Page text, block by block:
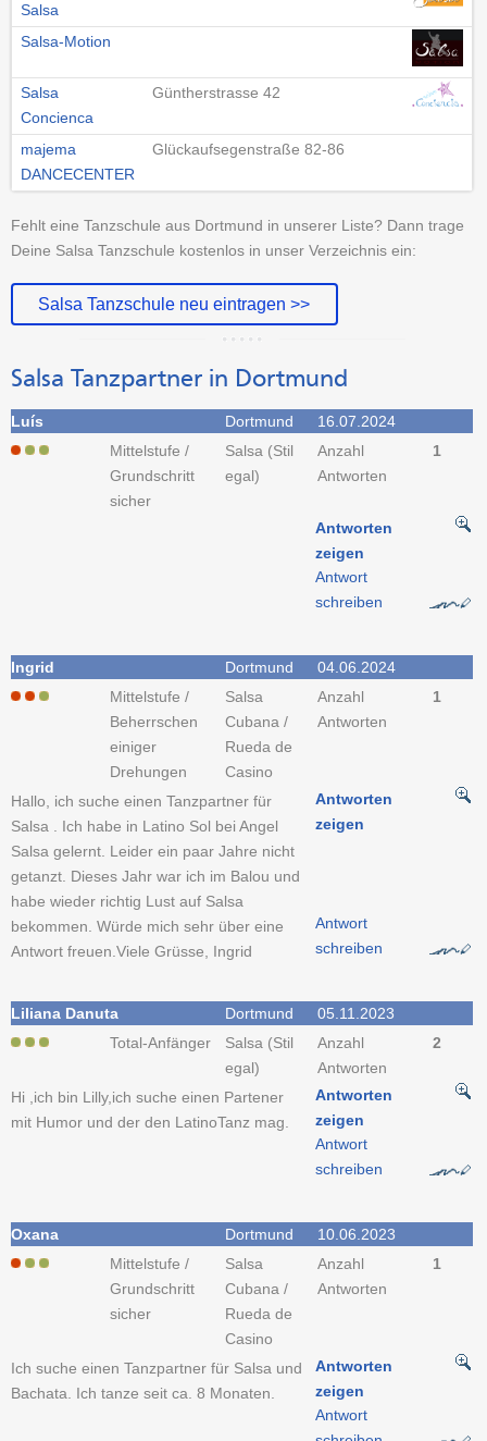
Salsa
Salsa-Motion
Salsa
Concienca
Güntherstrasse 42
majema
DANCECENTER
Glückaufsegenstraße 82-86
Fehlt eine Tanzschule aus Dortmund in unserer Liste? Dann trage
Deine Salsa Tanzschule kostenlos in unser Verzeichnis ein:
Salsa Tanzschule neu eintragen >>
Salsa Tanzpartner in Dortmund
Luís Dortmund
16.07.2024
Mittelstufe /
Grundschritt
sicher
Salsa (Stil
egal)
Anzahl
Antworten
1
Antworten
zeigen
Antwort
schreiben
Ingrid Dortmund
04.06.2024
Mittelstufe /
Beherrschen
einiger
Drehungen
Salsa
Cubana /
Rueda de
Casino
Anzahl
Antworten
1
Hallo, ich suche einen Tanzpartner für
Salsa . Ich habe in Latino Sol bei Angel
Salsa gelernt. Leider ein paar Jahre nicht
getanzt. Dieses Jahr war ich im Balou und
habe wieder richtig Lust auf Salsa
bekommen. Würde mich sehr über eine
Antwort freuen.Viele Grüsse, Ingrid
Antworten
zeigen
Antwort
schreiben
Liliana Danuta Dortmund
05.11.2023
Total-Anfänger
Salsa (Stil
egal)
Anzahl
Antworten
2
Hi ,ich bin Lilly,ich suche einen Partener
mit Humor und der den LatinoTanz mag.
Antworten
zeigen
Antwort
schreiben
Oxana Dortmund
10.06.2023
Mittelstufe /
Grundschritt
sicher
Salsa
Cubana /
Rueda de
Casino
Anzahl
Antworten
1
Ich suche einen Tanzpartner für Salsa und
Bachata. Ich tanze seit ca. 8 Monaten.
Antworten
zeigen
Antwort